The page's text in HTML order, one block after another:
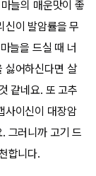
늘의 매운맛이 좋
신이 발암률을 무
늘을 드실 때 너
싫어하신다면 살
같네요. 또 고추
사이신이 대장암
그러니까 고기 드
합니다.